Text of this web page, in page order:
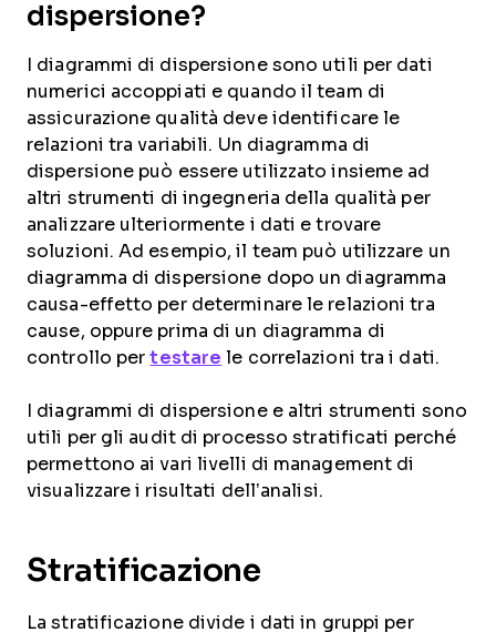
dispersione?
I diagrammi di dispersione sono utili per dati
numerici accoppiati e quando il team di
assicurazione qualità deve identificare le
relazioni tra variabili. Un diagramma di
dispersione può essere utilizzato insieme ad
altri strumenti di ingegneria della qualità per
analizzare ulteriormente i dati e trovare
soluzioni. Ad esempio, il team può utilizzare un
diagramma di dispersione dopo un diagramma
causa-effetto per determinare le relazioni tra
cause, oppure prima di un diagramma di
controllo pertestare le correlazioni tra i dati.
I diagrammi di dispersione e altri strumenti sono
utili per gli audit di processo stratificati perché
permettono ai vari livelli di management di
visualizzare i risultati dell’analisi.
Stratificazione
La stratificazione divide i dati in gruppi per